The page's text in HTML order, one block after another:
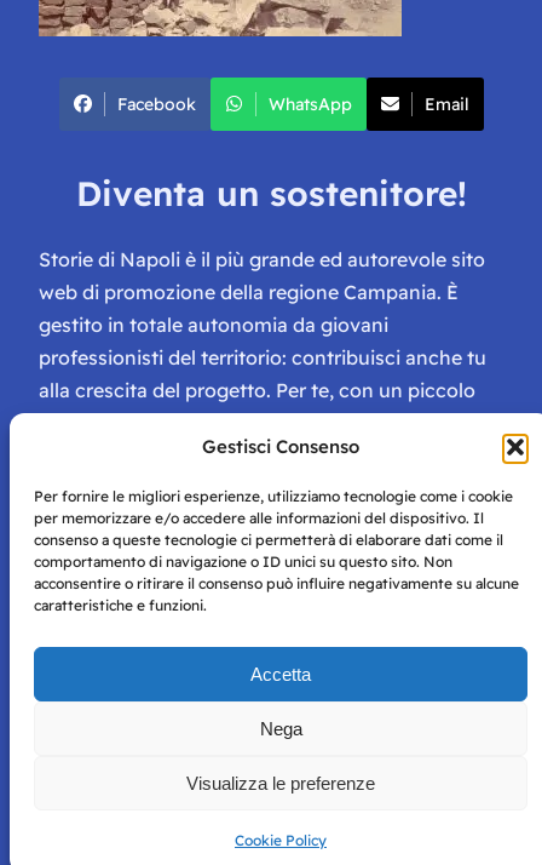
Gestisci Consenso
Per fornire le migliori esperienze, utilizziamo tecnologie come i cookie
per memorizzare e/o accedere alle informazioni del dispositivo. Il
consenso a queste tecnologie ci permetterà di elaborare dati come il
comportamento di navigazione o ID unici su questo sito. Non
acconsentire o ritirare il consenso può influire negativamente su alcune
caratteristiche e funzioni.
Accetta
Nega
Visualizza le preferenze
Cookie Policy
Facebook WhatsApp Email
Diventa un sostenitore!
Storie di Napoli è il più grande ed autorevole sito
web di promozione della regione Campania. È
gestito in totale autonomia da giovani
professionisti del territorio: contribuisci anche tu
alla crescita del progetto. Per te, con un piccolo
tessera di Storie Campane, libri e magazine gratis
e inviti ad eventi esclusivi!
Storie di Napoli è una testata registrata presso il tribunale di
per mero scopo didattico e informativo.
perseguito secondo i termini di legge. Si nega l’utilizzo delle